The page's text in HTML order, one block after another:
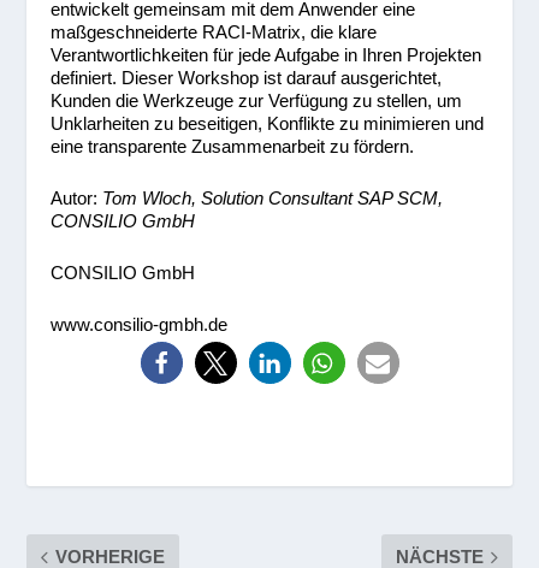
entwickelt gemeinsam mit dem Anwender eine
maßgeschneiderte RACI-Matrix, die klare
Verantwortlichkeiten für jede Aufgabe in Ihren Projekten
definiert. Dieser Workshop ist darauf ausgerichtet,
Kunden die Werkzeuge zur Verfügung zu stellen, um
Unklarheiten zu beseitigen, Konflikte zu minimieren und
eine transparente Zusammenarbeit zu fördern.
Autor: Tom Wloch, Solution Consultant SAP SCM,
CONSILIO GmbH
CONSILIO GmbH
www.consilio-gmbh.de
VORHERIGE NÄCHSTE